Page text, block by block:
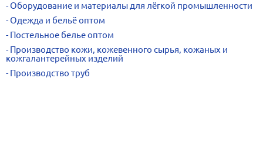
Оборудование и материалы для лёгкой промышленности
Одежда и бельё оптом
Постельное белье оптом
Производство кожи, кожевенного сырья, кожаных и
кожгалантерейных изделий
Производство труб